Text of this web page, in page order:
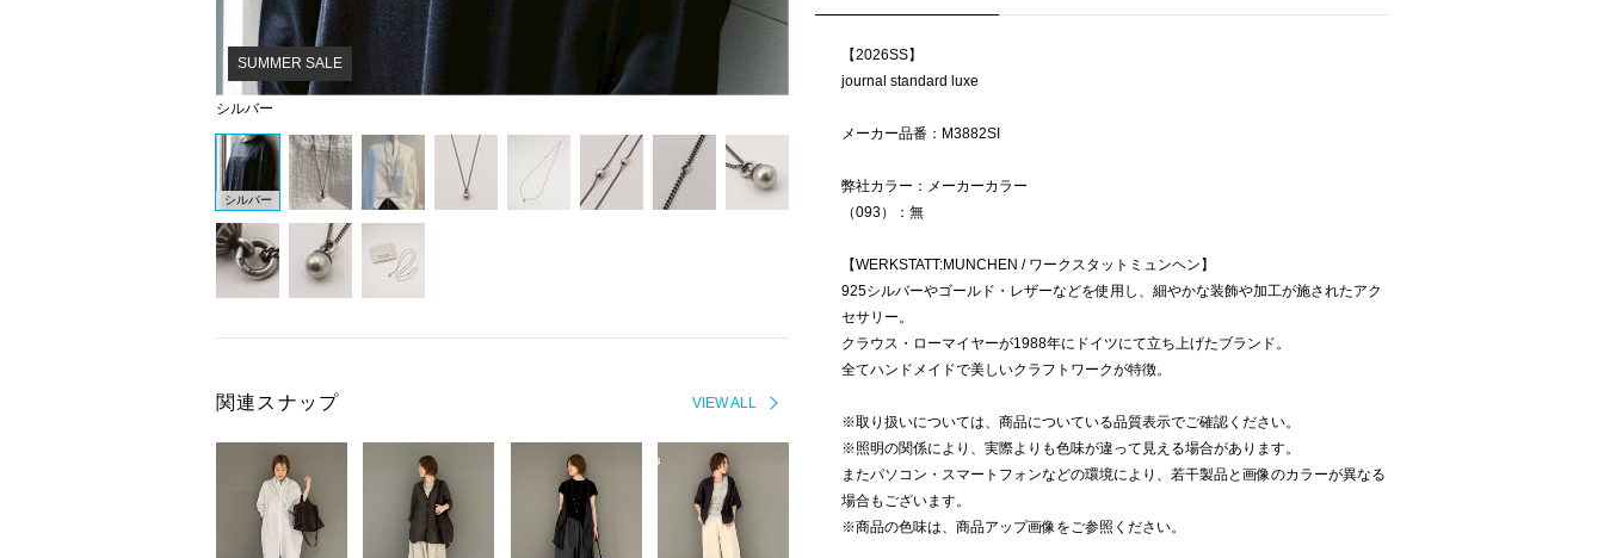
シルバー
SUMMER SALE
シルバー
VIEW ALL
関連スナップ
【2026SS】
journal standard luxe
メーカー品番：M3882SI
弊社カラー：メーカーカラー
（093）：無
【WERKSTATT:MUNCHEN / ワークスタットミュンヘン】
925シルバーやゴールド・レザーなどを使用し、細やかな装飾や加工が施されたアク
セサリー。
クラウス・ローマイヤーが1988年にドイツにて立ち上げたブランド。
全てハンドメイドで美しいクラフトワークが特徴。
※取り扱いについては、商品についている品質表示でご確認ください。
※照明の関係により、実際よりも色味が違って見える場合があります。
またパソコン・スマートフォンなどの環境により、若干製品と画像のカラーが異なる
場合もございます。
※商品の色味は、商品アップ画像をご参照ください。